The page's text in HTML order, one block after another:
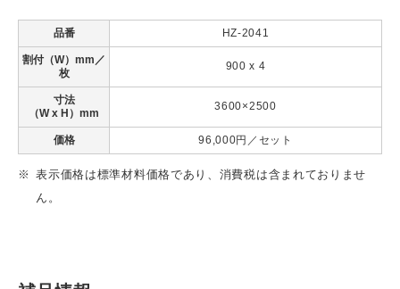
品番 HZ-2041
割付（W）mm／
枚
900 x 4
寸法
（W x H）mm
3600×2500
価格 96,000円／セット
表示価格は標準材料価格であり、消費税は含まれておりませ
ん。